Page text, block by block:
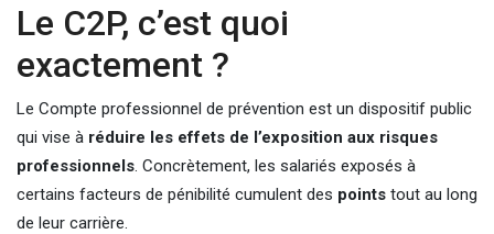
Le C2P, c’est quoi
exactement ?
Le Compte professionnel de prévention est un dispositif public
qui vise à réduire les effets de l’exposition aux risques
professionnels. Concrètement, les salariés exposés à
certains facteurs de pénibilité cumulent des points tout au long
de leur carrière.